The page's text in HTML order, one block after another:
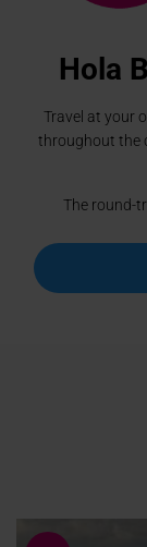
Hola
Travel at your
throughout the
The round-